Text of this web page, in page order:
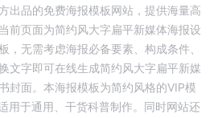
出品的免费海报模板网站，提供海量高
前页面为简约风大字扁平新媒体海报设
，无需考虑海报必备要素、构成条件、
文字即可在线生成简约风大字扁平新媒
封面。本海报模板为简约风格的VIP模
用于通用 干货科普制作。同时网站还